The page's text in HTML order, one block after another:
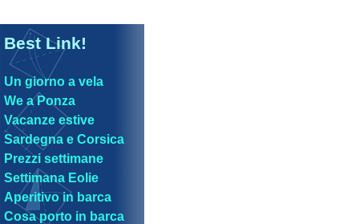
Best Link!
Un giorno a vela
We a Ponza
Vacanze estive
Sardegna e Corsica
Prezzi settimane
Settimana Eolie
Aperitivo in barca
Cosa porto in barca